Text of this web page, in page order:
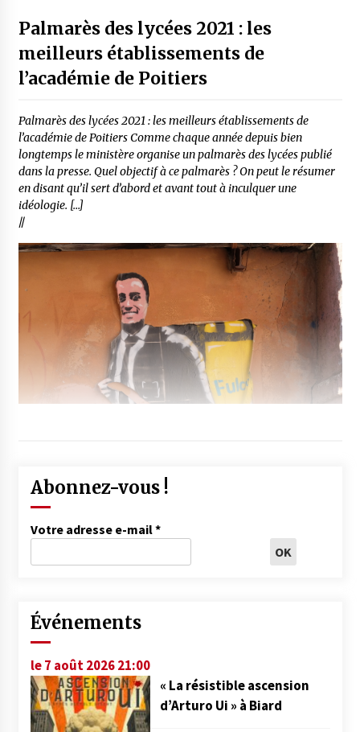
Palmarès des lycées 2021 : les
meilleurs établissements de
l’académie de Poitiers
Palmarès des lycées 2021 : les meilleurs établissements de
l’académie de Poitiers Comme chaque année depuis bien
longtemps le ministère organise un palmarès des lycées publié
dans la presse. Quel objectif à ce palmarès ? On peut le résumer
en disant qu’il sert d’abord et avant tout à inculquer une
idéologie. […]
//
Abonnez-vous !
Votre adresse e-mail*
Événements
le 7 août 2026 21:00
« La résistible ascension
d’Arturo Ui » à Biard